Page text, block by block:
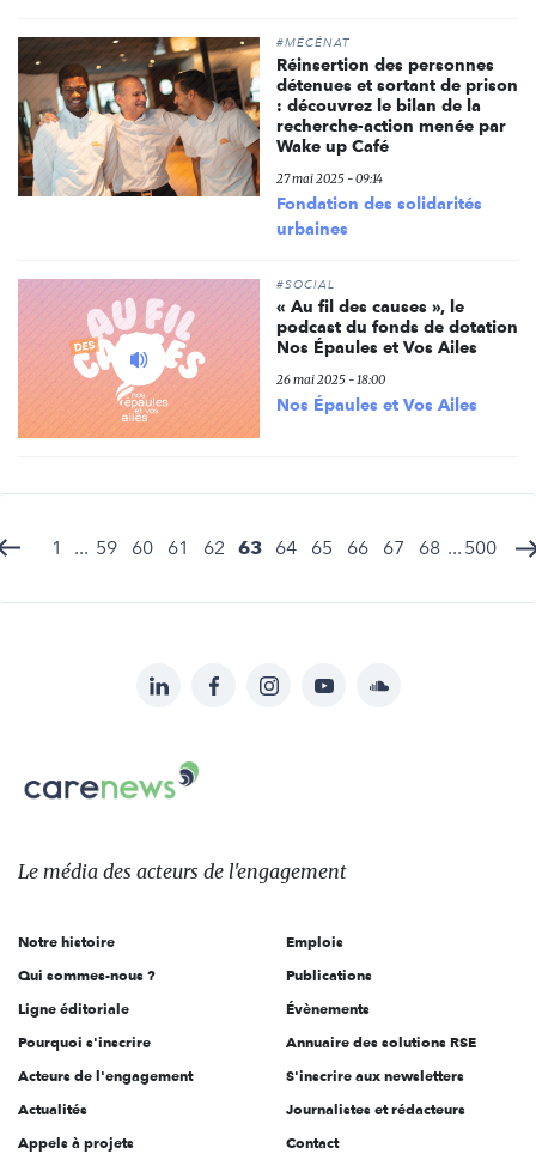
#MÉCÉNAT
Réinsertion des personnes
détenues et sortant de prison
: découvrez le bilan de la
recherche-action menée par
Wake up Café
27 mai 2025 - 09:14
Fondation des solidarités
urbaines
Ecouter
le
podcast
#SOCIAL
« Au fil des causes », le
podcast du fonds de dotation
Nos Épaules et Vos Ailes
26 mai 2025 - 18:00
Nos Épaules et Vos Ailes
1 ... 59 60 61 62 63 64 65 66 67 68 ... 500
sur:
LinkedInFacebookInstagramYouTubeSoundcloud
Carenews,
Le
des
l'engagement
Le média des acteurs de l'engagement
Notre histoire
Qui sommes-nous ?
Ligne éditoriale
Pourquoi s'inscrire
Acteurs de l'engagement
Actualités
Appels à projets
Emplois
Publications
Évènements
Annuaire des solutions RSE
S'inscrire aux newsletters
Journalistes et rédacteurs
Contact